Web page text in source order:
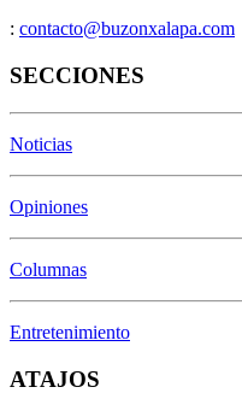
: contacto@buzonxalapa.com
SECCIONES
Noticias
Opiniones
Columnas
Entretenimiento
ATAJOS